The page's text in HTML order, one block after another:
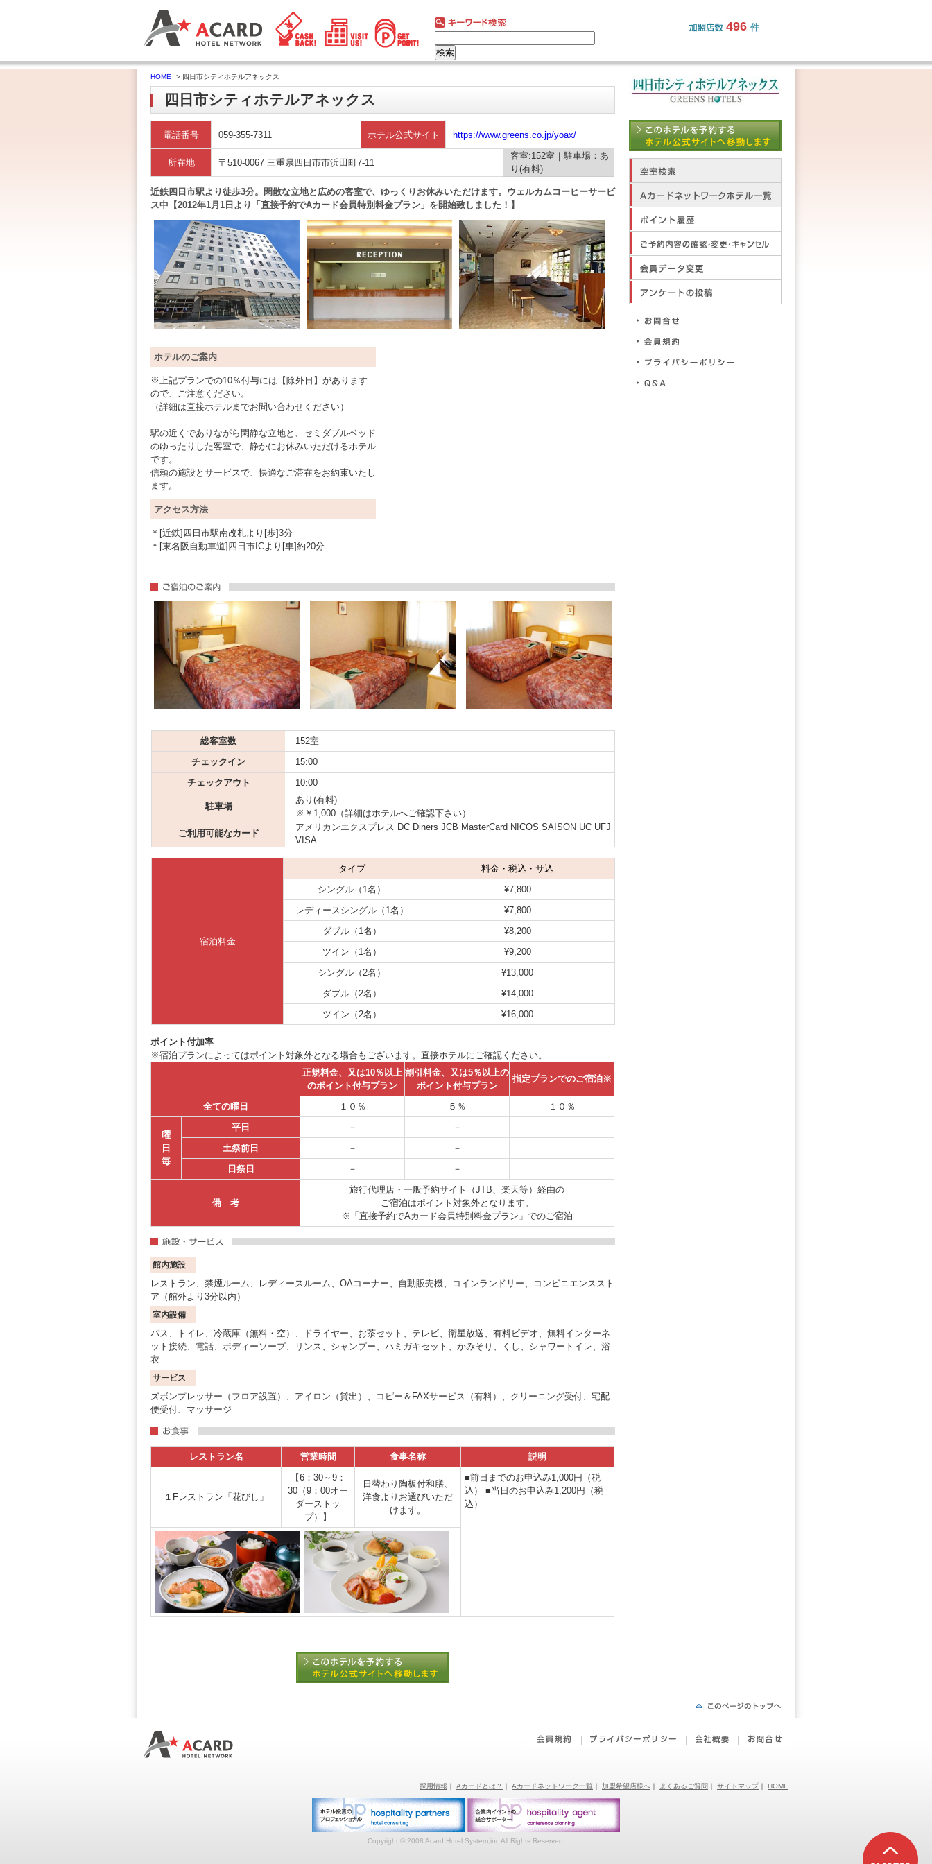
496 件
HOME > 四日市シティホテルアネックス
四日市シティホテルアネックス
電話番号 059-355-7311 ホテル公式サイト https://www.greens.co.jp/yoax/
所在地 〒510-0067 三重県四日市市浜田町7-11
客室:152室｜駐車場：あ
り(有料)
近鉄四日市駅より徒歩3分。閑散な立地と広めの客室で、ゆっくりお休みいただけます。ウェルカムコーヒーサービ
ス中【2012年1月1日より「直接予約でAカード会員特別料金プラン」を開始致しました！】
ホテルのご案内
※上記プランでの10％付与には【除外日】があります
ので、ご注意ください。
（詳細は直接ホテルまでお問い合わせください）
駅の近くでありながら閑静な立地と、セミダブルベッド
のゆったりした客室で、静かにお休みいただけるホテル
です。
信頼の施設とサービスで、快適なご滞在をお約束いたし
ます。
アクセス方法
＊[近鉄]四日市駅南改札より[歩]3分
＊[東名阪自動車道]四日市ICより[車]約20分
総客室数
152室
チェックイン
15:00
チェックアウト
10:00
駐車場
あり(有料)
※￥1,000（詳細はホテルへご確認下さい）
ご利用可能なカード
アメリカンエクスプレス DC Diners JCB MasterCard NICOS SAISON UC UFJ
VISA
宿泊料金
タイプ
料金・税込・サ込
シングル（1名）
¥7,800
レディースシングル（1名）
¥7,800
ダブル（1名）
¥8,200
ツイン（1名）
¥9,200
シングル（2名）
¥13,000
ダブル（2名）
¥14,000
ツイン（2名）
¥16,000
ポイント付加率
※宿泊プランによってはポイント対象外となる場合もございます。直接ホテルにご確認ください。
正規料金、又は10％以上
のポイント付与プラン
割引料金、又は5％以上の
ポイント付与プラン
指定プランでのご宿泊※
全ての曜日 １０％ ５％ １０％
曜
日
毎
平日 －
－
土祭前日
－
－
日祭日
－ －
備 考
旅行代理店・一般予約サイト（JTB、楽天等）経由の
ご宿泊はポイント対象外となります。
※「直接予約でAカード会員特別料金プラン」でのご宿泊
館内施設
レストラン、禁煙ルーム、レディースルーム、OAコーナー、自動販売機、コインランドリー、コンビニエンススト
ア（館外より3分以内）
室内設備
バス、トイレ、冷蔵庫（無料・空）、ドライヤー、お茶セット、テレビ、衛星放送、有料ビデオ、無料インターネ
ット接続、電話、ボディーソープ、リンス、シャンプー、ハミガキセット、かみそり、くし、シャワートイレ、浴
衣
サービス
ズボンプレッサー（フロア設置）、アイロン（貸出）、コピー＆FAXサービス（有料）、クリーニング受付、宅配
便受付、マッサージ
レストラン名 営業時間 食事名称 説明
１Fレストラン「花びし」
【6：30～9：
30（9：00オー
ダーストッ
プ）】
日替わり陶板付和膳、
洋食よりお選びいただ
けます。
■前日までのお申込み1,000円（税
込） ■当日のお申込み1,200円（税
込）
採用情報 ｜ Aカードとは？ ｜ Aカードネットワーク一覧 ｜ 加盟希望店様へ ｜ よくあるご質問 ｜ サイトマップ｜ HOME
Copyright © 2008 Acard Hotel System,inc All Rights Reserved.